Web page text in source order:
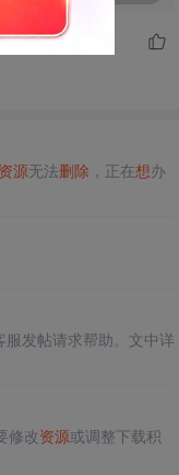
资源无法删除 ，正在想办
服发帖请求帮助。文中详
修改资源或调整下载积